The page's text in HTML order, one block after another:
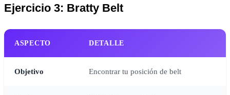
Ejercicio 3: Bratty Belt
ASPECTO DETALLE
Objetivo Encontrar tu posición de belt